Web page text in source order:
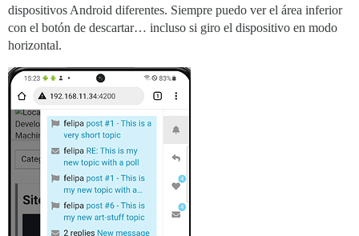
dispositivos Android diferentes. Siempre puedo ver el área inferior
con el botón de descartar… incluso si giro el dispositivo en modo
horizontal.